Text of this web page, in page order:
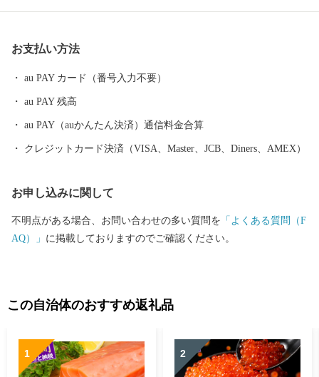
す。
お支払い方法
au PAY カード（番号入力不要）
au PAY 残高
au PAY（auかんたん決済）通信料金合算
クレジットカード決済（VISA、Master、JCB、Diners、AMEX）
お申し込みに関して
不明点がある場合、お問い合わせの多い質問を 「よくある質問（F
AQ）」 に掲載しておりますのでご確認ください。
この自治体のおすすめ返礼品
1 2